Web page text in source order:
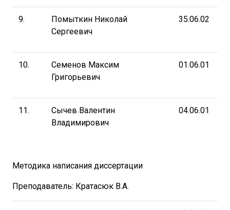
9.
Помыткин Николай
Сергеевич
35.06.02
10.
Семенов Максим
Григорьевич
01.06.01
11.
Сычев Валентин
Владимирович
04.06.01
Методика написания диссертации
Преподаватель: Кратасюк В.А.